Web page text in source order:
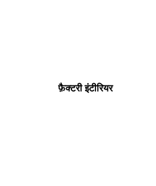
फ़ैक्टरी इंटीरियर